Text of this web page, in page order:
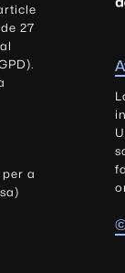
27
a
s
i
t
a
t
A
u
t
ò